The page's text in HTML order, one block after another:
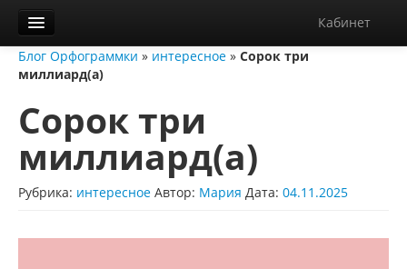
Кабинет
Орфограммка
Блог
О нас
Контакты
Справка
Блог Орфограммки » интересное » Сорок три
миллиард(а)
Сорок три
миллиард(а)
Рубрика: интересное Автор: Мария Дата: 04.11.2025